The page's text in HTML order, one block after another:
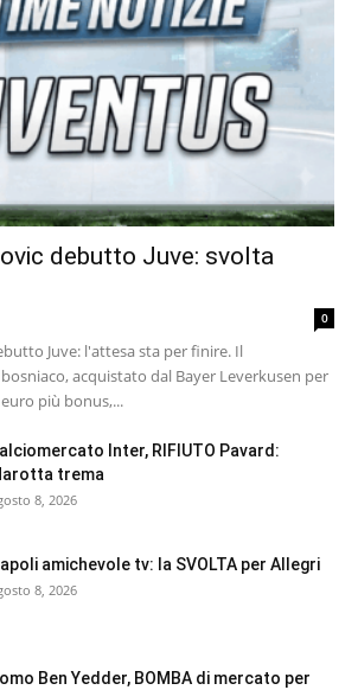
debutto Juve: svolta
0
Juve: l'attesa sta per finire. Il
acquistato dal Bayer Leverkusen per
più bonus,...
Inter, RIFIUTO Pavard:
trema
8, 2026
amichevole tv: la SVOLTA per Allegri
8, 2026
Ben Yedder, BOMBA di mercato per